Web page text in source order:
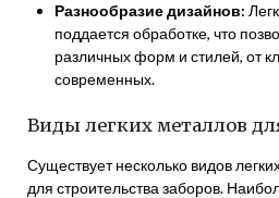
Разнообразие дизайнов:
поддается обработке, что
различных форм и стилей, от
современных.
Виды легких металлов
Существует несколько видов
для строительства заборов.